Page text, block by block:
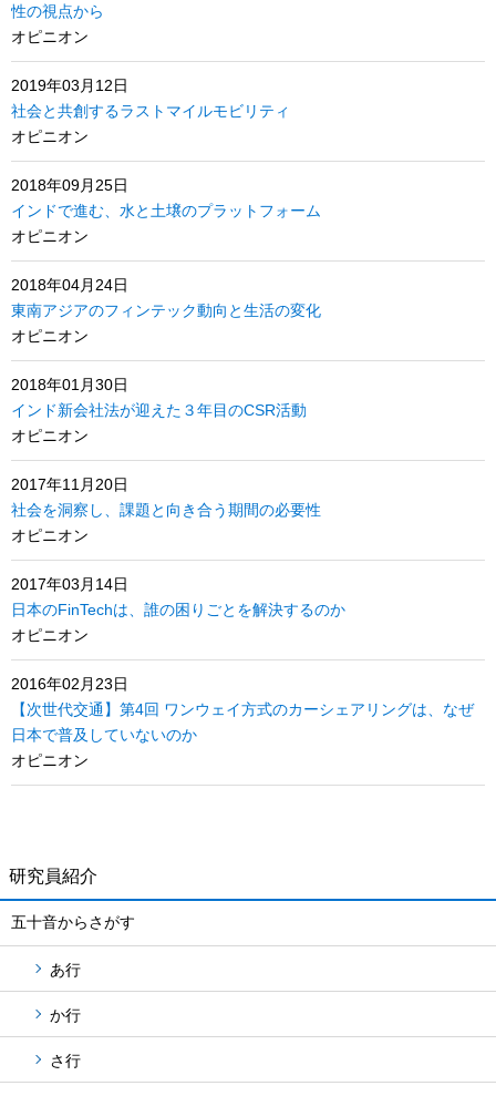
性の視点から
オピニオン
2019年03月12日
社会と共創するラストマイルモビリティ
オピニオン
2018年09月25日
インドで進む、水と土壌のプラットフォーム
オピニオン
2018年04月24日
東南アジアのフィンテック動向と生活の変化
オピニオン
2018年01月30日
インド新会社法が迎えた３年目のCSR活動
オピニオン
2017年11月20日
社会を洞察し、課題と向き合う期間の必要性
オピニオン
2017年03月14日
日本のFinTechは、誰の困りごとを解決するのか
オピニオン
2016年02月23日
【次世代交通】第4回 ワンウェイ方式のカーシェアリングは、なぜ
日本で普及していないのか
オピニオン
研究員紹介
五十音からさがす
あ行
か行
さ行